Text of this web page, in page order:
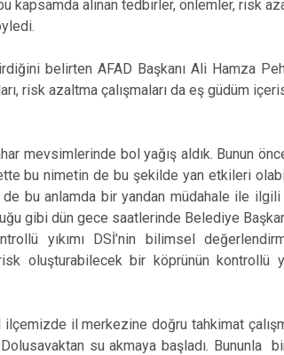
kapsamda alınan tedbirler, önlemler, risk
belirten AFAD Başkanı Ali Hamza
risk azaltma çalışmaları da eş güdüm
mevsimlerinde bol yağış aldık. Bunun
bu nimetin de bu şekilde yan etkileri
bu anlamda bir yandan müdahale ile ilgili
gibi dün gece saatlerinde Belediye
yıkımı DSİ’nin bilimsel
oluşturabilecek bir köprünün kontrollü
il merkezine doğru tahkimat
su akmaya başladı. Bununla